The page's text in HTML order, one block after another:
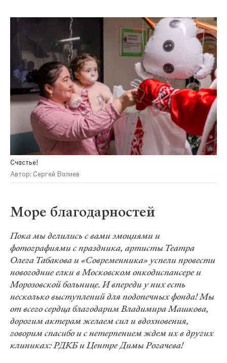
Счастье!
Автор: Сергей Валиев
Море благодарностей
Пока мы делились с вами эмоциями и
фотографиями с праздника, артисты Театра
Олега Табакова и «Современника» успели провести
новогодние елки в Московском онкодиспансере и
Морозовской больнице. И впереди у них есть
несколько выступлений для подопечных фонда! Мы
от всего сердца благодарим Владимира Машкова,
дорогим актерам желаем сил и вдохновения,
говорим спасибо и с нетерпением ждем их в других
клиниках: РДКБ и Центре Димы Рогачева!